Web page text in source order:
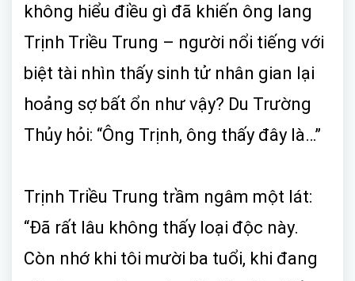
không hiểu điều gì đã khiến ông lang
Trịnh Triều Trung – người nổi tiếng với
biệt tài nhìn thấy sinh tử nhân gian lại
hoảng sợ bất ổn như vậy? Du Trường
Thủy hỏi: “Ông Trịnh, ông thấy đây là…”
Trịnh Triều Trung trầm ngâm một lát:
“Đã rất lâu không thấy loại độc này.
Còn nhớ khi tôi mười ba tuổi, khi đang